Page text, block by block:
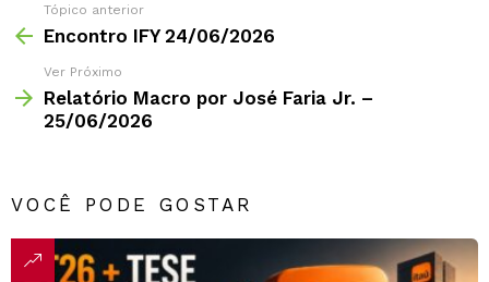
Tópico anterior
Encontro IFY 24/06/2026
Ver Próximo
Relatório Macro por José Faria Jr. –
25/06/2026
VOCÊ PODE GOSTAR